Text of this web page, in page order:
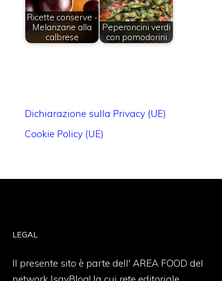
Ricette conserve -
Melanzane alla
calbrese
Peperoncini verdi
con pomodorini
Dichiarazione sulla Privacy (UE)
Cookie Policy (UE)
LEGAL
Il presente sito è parte dell' AREA FOOD del